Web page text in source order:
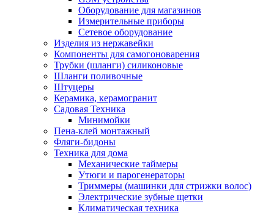
Оборудование для магазинов
Измерительные приборы
Сетевое оборудование
Изделия из нержавейки
Компоненты для самогоноварения
Трубки (шланги) силиконовые
Шланги поливочные
Штуцеры
Керамика, керамогранит
Садовая Техника
Минимойки
Пена-клей монтажный
Фляги-бидоны
Техника для дома
Механические таймеры
Утюги и парогенераторы
Триммеры (машинки для стрижки волос)
Электрические зубные щетки
Климатическая техника